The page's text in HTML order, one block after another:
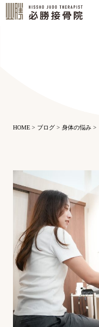
HOME > ブログ >身体の悩み >